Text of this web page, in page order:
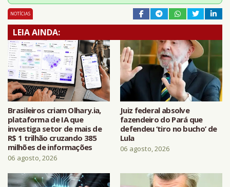
NOTÍCIAS
LEIA AINDA:
Brasileiros criam Olhary.ia,
plataforma de IA que
investiga setor de mais de
R$ 1 trilhão cruzando 385
milhões de informações
06 agosto, 2026
Juiz federal absolve
fazendeiro do Pará que
defendeu ‘tiro no bucho’ de
Lula
06 agosto, 2026